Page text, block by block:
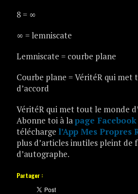
8 = ∞
∞ = lemniscate
Lemniscate = courbe plane
Courbe plane = VéritéR qui met
d’accord
VéritéR qui met tout le monde
Abonne toi à lapage Facebook
télécharge l’App Mes Propres
plus d’articles inutiles pleint de
d’autographe.
Partager :